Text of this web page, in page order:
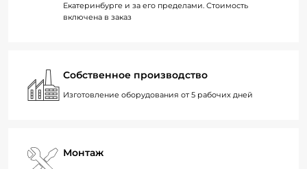
Екатеринбурге и за его пределами. Стоимость
включена в заказ
Собственное производство
Изготовление оборудования от 5 рабочих дней
Монтаж